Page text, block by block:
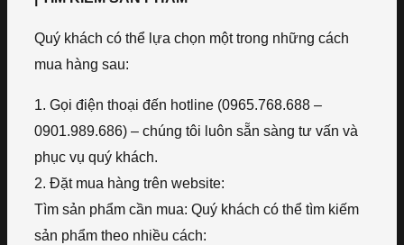
Quý khách có thể lựa chọn một trong những cách
mua hàng sau:
1. Gọi điện thoại đến hotline (0965.768.688 –
0901.989.686) – chúng tôi luôn sẵn sàng tư vấn và
phục vụ quý khách.
2. Đặt mua hàng trên website:
Tìm sản phẩm cần mua: Quý khách có thể tìm kiếm
sản phẩm theo nhiều cách: